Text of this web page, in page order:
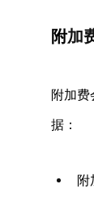
附加
附加
据：
附